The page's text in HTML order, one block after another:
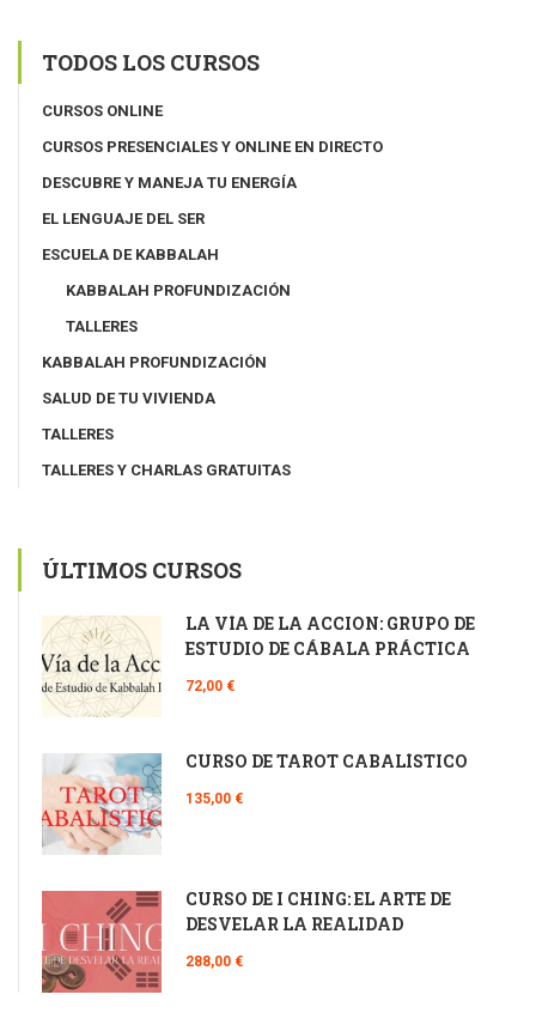
TODOS LOS CURSOS
CURSOS ONLINE
CURSOS PRESENCIALES Y ONLINE EN DIRECTO
DESCUBRE Y MANEJA TU ENERGÍA
EL LENGUAJE DEL SER
ESCUELA DE KABBALAH
KABBALAH PROFUNDIZACIÓN
TALLERES
KABBALAH PROFUNDIZACIÓN
SALUD DE TU VIVIENDA
TALLERES
TALLERES Y CHARLAS GRATUITAS
ÚLTIMOS CURSOS
LA VÍA DE LA ACCIÓN: GRUPO DE
ESTUDIO DE CÁBALA PRÁCTICA
72,00 €
CURSO DE TAROT CABALÍSTICO
135,00 €
CURSO DE I CHING: EL ARTE DE
DESVELAR LA REALIDAD
288,00 €